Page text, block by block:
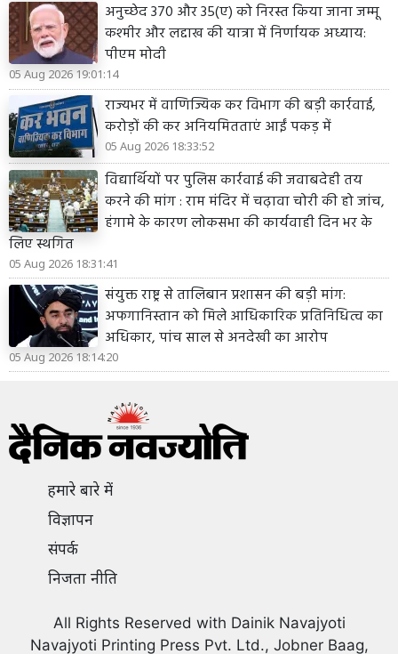
अनुच्छेद 370 और 35(ए) को निरस्त किया जाना जम्मू
कश्मीर और लद्दाख की यात्रा में निर्णायक अध्याय:
पीएम मोदी
05 Aug 2026 19:01:14
राज्यभर में वाणिज्यिक कर विभाग की बड़ी कार्रवाई,
करोड़ों की कर अनियमितताएं आईं पकड़ में
05 Aug 2026 18:33:52
विद्यार्थियों पर पुलिस कार्रवाई की जवाबदेही तय
करने की मांग : राम मंदिर में चढ़ावा चोरी की हो जांच,
हंगामे के कारण लोकसभा की कार्यवाही दिन भर के
लिए स्थगित
05 Aug 2026 18:31:41
संयुक्त राष्ट्र से तालिबान प्रशासन की बड़ी मांग:
अफगानिस्तान को मिले आधिकारिक प्रतिनिधित्व का
अधिकार, पांच साल से अनदेखी का आरोप
05 Aug 2026 18:14:20
हमारे बारे में
विज्ञापन
संपर्क
निजता नीति
All Rights Reserved with Dainik Navajyoti
Navajyoti Printing Press Pvt. Ltd., Jobner Baag,